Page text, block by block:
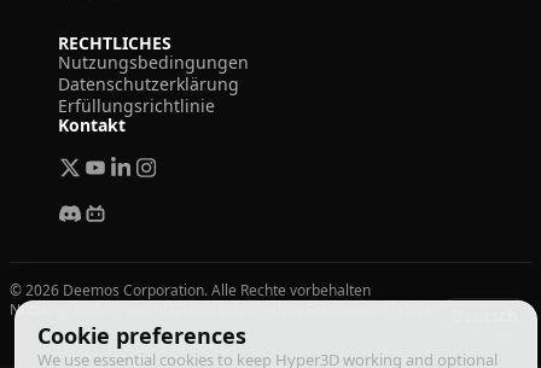
Cookie preferences
We use essential cookies to keep Hyper3D working and optional
RECHTLICHES
Nutzungsbedingungen
Datenschutzerklärung
Erfüllungsrichtlinie
Kontakt
© 2026 Deemos Corporation. Alle Rechte vorbehalten
Nutzungsbedingungen